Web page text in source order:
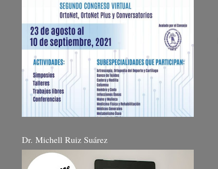
Dr. Michell Ruiz Suárez